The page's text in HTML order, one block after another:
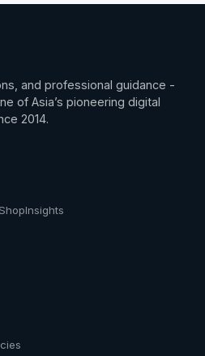
and professional guidance -
of Asia’s pioneering digital
2014.
ShopInsights